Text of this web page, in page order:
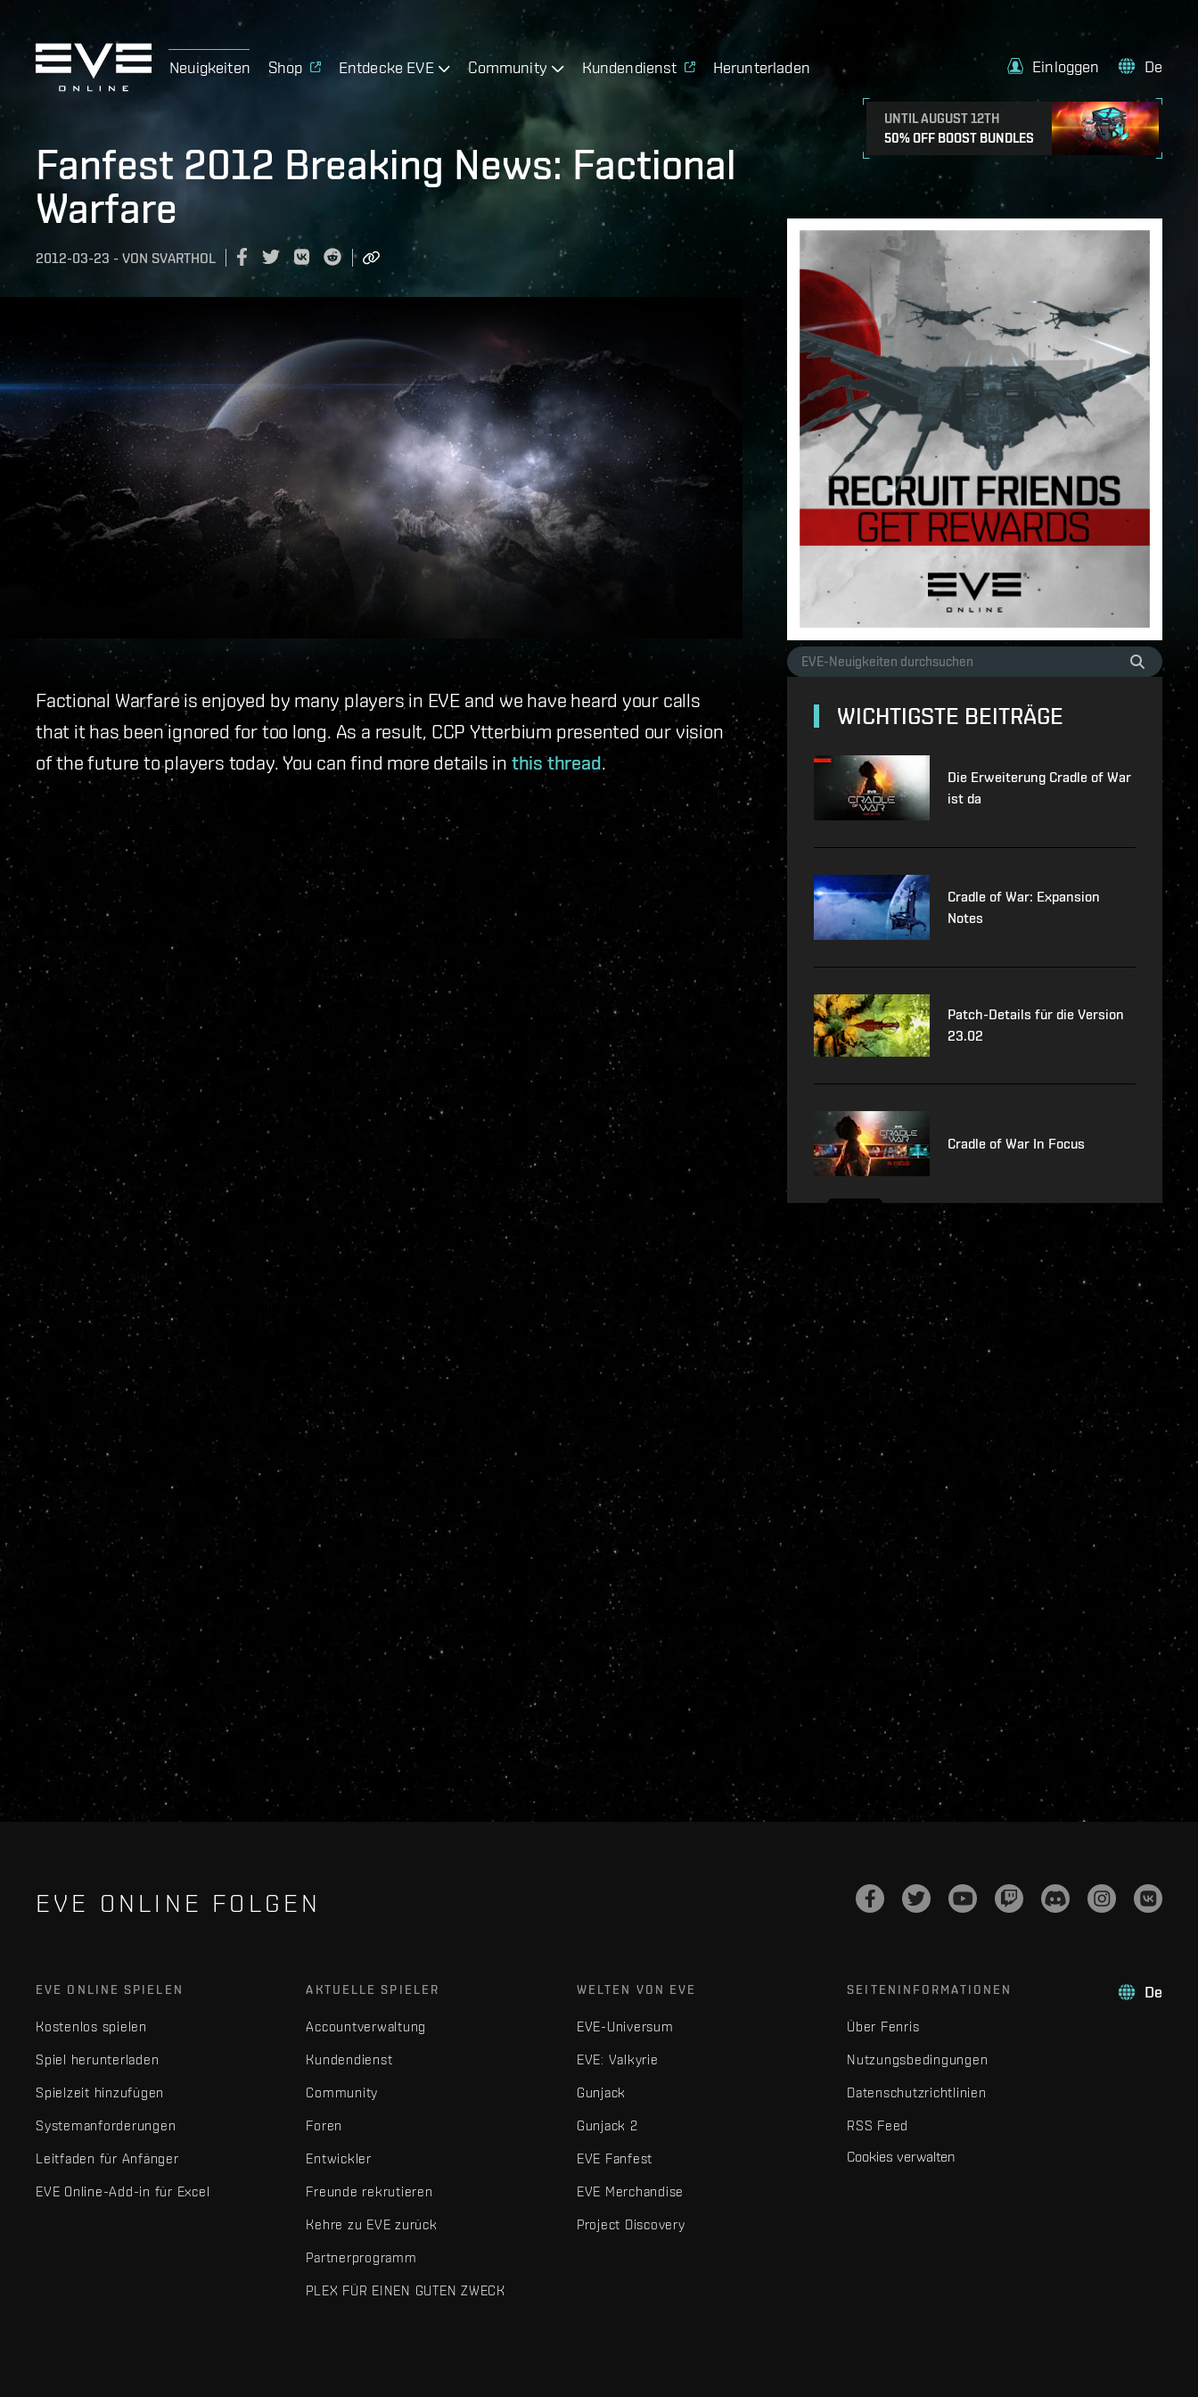
Neuigkeiten Shop Entdecke EVE Community Kundendienst Herunterladen
UNTIL AUGUST 12TH
50% OFF BOOST BUNDLES
Einloggen De
Fanfest 2012 Breaking News: Factional
Warfare
2012-03-23 - VON SVARTHOL
Factional Warfare is enjoyed by many players in EVE and we have heard your calls
that it has been ignored for too long. As a result, CCP Ytterbium presented our vision
of the future to players today. You can find more details in this thread.
WICHTIGSTE BEITRÄGE
Die Erweiterung Cradle of War
ist da
Cradle of War: Expansion
Notes
Patch-Details für die Version
23.02
Cradle of War In Focus
EVE ONLINE FOLGEN
De
EVE ONLINE SPIELEN
Kostenlos spielen
Spiel herunterladen
Spielzeit hinzufügen
Systemanforderungen
Leitfaden für Anfänger
EVE Online-Add-in für Excel
AKTUELLE SPIELER
Accountverwaltung
Kundendienst
Community
Foren
Entwickler
Freunde rekrutieren
Kehre zu EVE zurück
Partnerprogramm
PLEX FÜR EINEN GUTEN ZWECK
WELTEN VON EVE
EVE-Universum
EVE: Valkyrie
Gunjack
Gunjack 2
EVE Fanfest
EVE Merchandise
Project Discovery
SEITENINFORMATIONEN
Über Fenris
Nutzungsbedingungen
Datenschutzrichtlinien
RSS Feed
Cookies verwalten